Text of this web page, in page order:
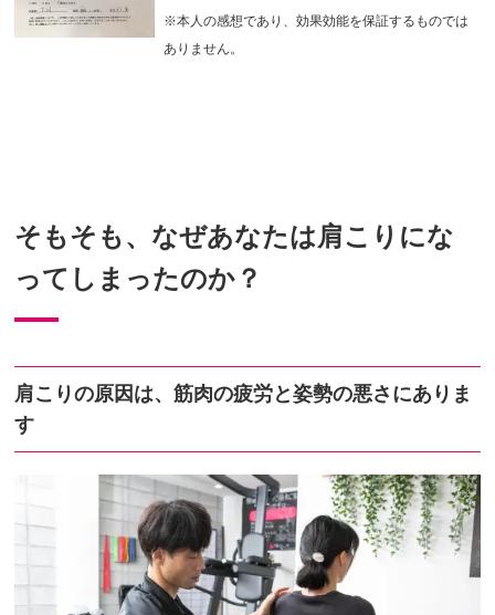
※本人の感想であり、効果効能を保証するものでは
ありません。
そもそも、なぜあなたは肩こりにな
ってしまったのか？
肩こりの原因は、筋肉の疲労と姿勢の悪さにありま
す